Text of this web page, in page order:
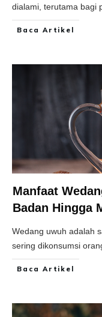
dialami, terutama bagi
Baca Artikel
Manfaat
Badan Hingga
Wedang uwuh adalah
sering dikonsumsi
Baca Artikel